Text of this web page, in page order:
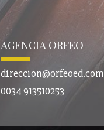
AGENCIA ORFEO
direccion@orfeoed.com
0034 913510253